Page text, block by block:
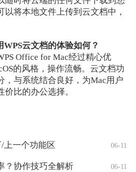
以将本地文件上传到云文档中，
云文档的体验如何？
Office for Mac经过精心优
的风格，操作流畅。云文档功
，与系统结合良好，为Mac用户
比的办公选择。
上一个功能区 06-11
？协作技巧全解析 06-11